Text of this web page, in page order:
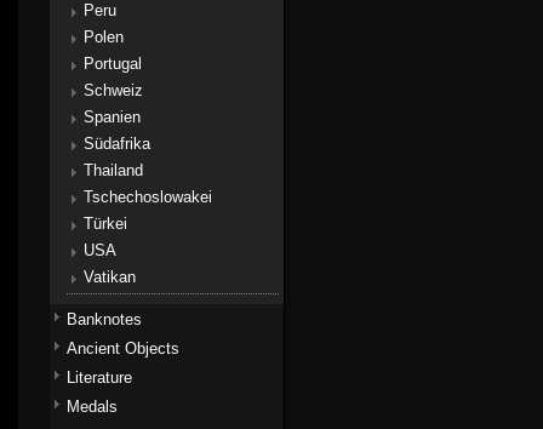
Peru
Polen
Portugal
Schweiz
Spanien
Südafrika
Thailand
Tschechoslowakei
Türkei
USA
Vatikan
Banknotes
Ancient Objects
Literature
Medals